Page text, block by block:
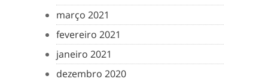
março 2021
fevereiro 2021
janeiro 2021
dezembro 2020